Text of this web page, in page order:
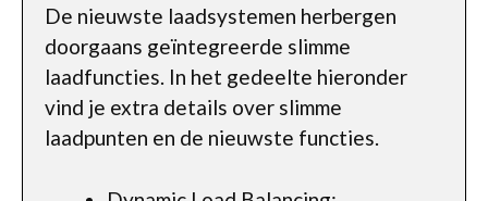
De nieuwste laadsystemen herbergen
doorgaans geïntegreerde slimme
laadfuncties. In het gedeelte hieronder
vind je extra details over slimme
laadpunten en de nieuwste functies.